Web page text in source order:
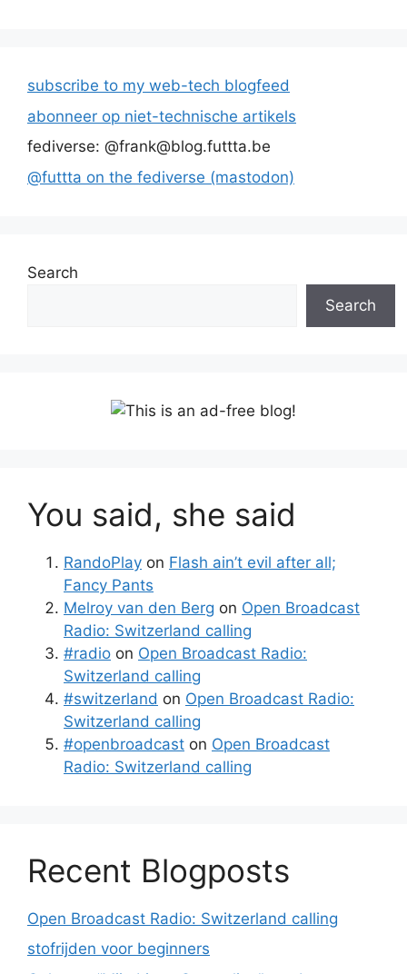
subscribe to my web-tech blogfeed
abonneer op niet-technische artikels
fediverse: @frank@blog.futtta.be
@futtta on the fediverse (mastodon)
Search
Search
You said, she said
RandoPlay on Flash ain’t evil after all;
Fancy Pants
Melroy van den Berg on Open Broadcast
Radio: Switzerland calling
#radio on Open Broadcast Radio:
Switzerland calling
#switzerland on Open Broadcast Radio:
Switzerland calling
#openbroadcast on Open Broadcast
Radio: Switzerland calling
Recent Blogposts
Open Broadcast Radio: Switzerland calling
stofrijden voor beginners